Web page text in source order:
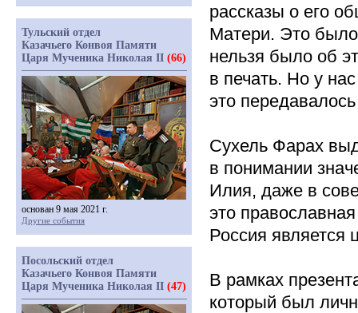
рассказы о его
Матери. Это было
нельзя было об
в печать. Но у
это
Сухель Фарах
в понимании
Илия, даже в
это
Россия является
В рамках
который был
Тульский отдел
Казачьего Конвоя Памяти
Царя Мученика Николая II (66)
основан 9 мая 2021 г.
Другие события
Посольский отдел
Казачьего Конвоя Памяти
Царя Мученика Николая II (47)